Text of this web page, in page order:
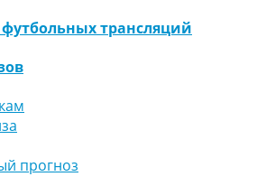
трансляций
прогноз